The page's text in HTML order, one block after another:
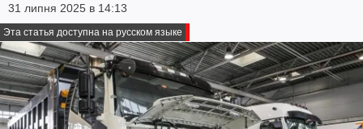
31 липня 2025 в 14:13
Эта статья доступна на русском языке